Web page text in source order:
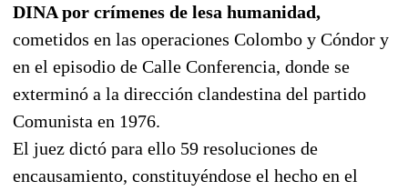
DINA por crímenes de lesa humanidad,
cometidos en las operaciones Colombo y Cóndor y
en el episodio de Calle Conferencia, donde se
exterminó a la dirección clandestina del partido
Comunista en 1976.
El juez dictó para ello 59 resoluciones de
encausamiento, constituyéndose el hecho en el